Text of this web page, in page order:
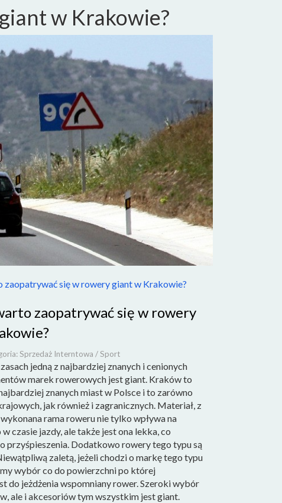
w Krakowie?
zaopatrywać się w rowery giant w Krakowie?
zaopatrywać się w rowery
Sprzedaż Interntowa / Sport
jedną z najbardziej znanych i cenionych
marek rowerowych jest giant. Kraków to
znanych miast w Polsce i to zarówno
jak również i zagranicznych. Materiał, z
rama roweru nie tylko wpływa na
czasie jazdy, ale także jest ona lekka, co
przyśpieszenia. Dodatkowo rowery tego typu są
zaletą, jeżeli chodzi o markę tego typu
wybór co do powierzchni po której
do jeżdżenia wspomniany rower. Szeroki wybór
ale i akcesoriów tym wszystkim jest giant.